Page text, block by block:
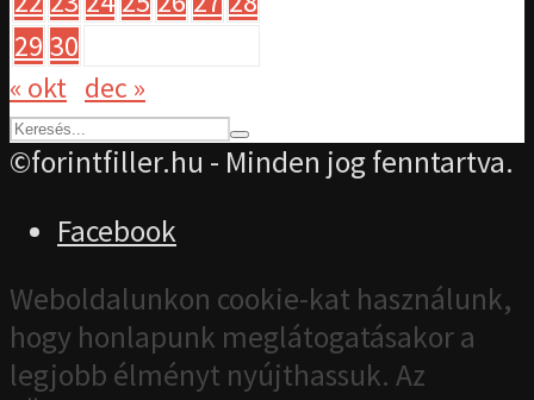
29 30
« okt dec »
©forintfiller.hu - Minden jog fenntartva.
Facebook
Weboldalunkon cookie-kat használunk,
hogy honlapunk meglátogatásakor a
legjobb élményt nyújthassuk. Az